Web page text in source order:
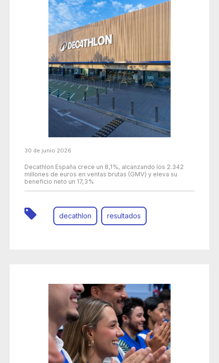
30 de junio 2026
Decathlon España crece un 8,1%, alcanzando los 2.342
millones de euros en ventas brutas (GMV) y eleva su
beneficio neto un 17,3%
decathlon resultados